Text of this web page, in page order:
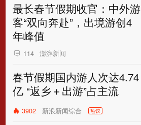
最长春节假期收官：中外游
客“双向奔赴”，出境游创4
年峰值
114 澎湃新闻
春节假期国内游人次达4.74
亿 “返乡＋出游”占主流
3902 新浪新闻综合 热议